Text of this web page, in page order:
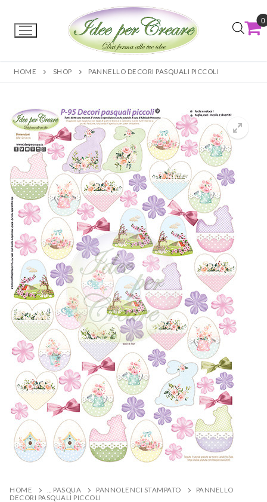
0
HOME SHOP PANNELLO DECORI PASQUALI PICCOLI
HOME ... PASQUA PANNOLENCI STAMPATO
PANNELLO
DECORI PASQUALI PICCOLI